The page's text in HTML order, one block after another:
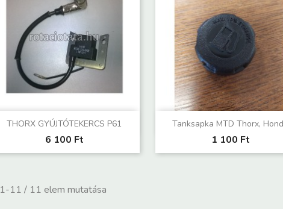
THORX GYÚJTÓTEKERCS P61
6 100 Ft
Előnézet Tanksapka MTD Thorx,
1 100 Ft
Előnézet
1-11 / 11 elem mutatása